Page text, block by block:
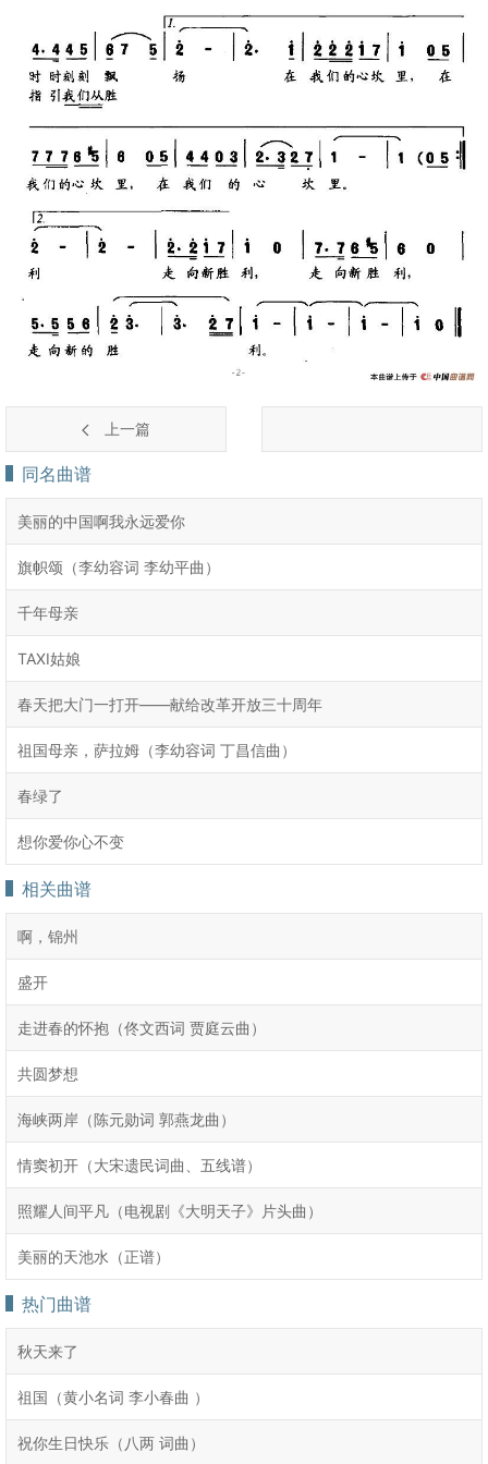
上一篇
同名曲谱
美丽的中国啊我永远爱你
旗帜颂（李幼容词 李幼平曲）
千年母亲
TAXI姑娘
春天把大门一打开——献给改革开放三十周年
祖国母亲，萨拉姆（李幼容词 丁昌信曲）
春绿了
想你爱你心不变
相关曲谱
啊，锦州
盛开
走进春的怀抱（佟文西词 贾庭云曲）
共圆梦想
海峡两岸（陈元勋词 郭燕龙曲）
情窦初开（大宋遗民词曲、五线谱）
照耀人间平凡（电视剧《大明天子》片头曲）
美丽的天池水（正谱）
热门曲谱
秋天来了
祖国（黄小名词 李小春曲 ）
祝你生日快乐（八两 词曲）